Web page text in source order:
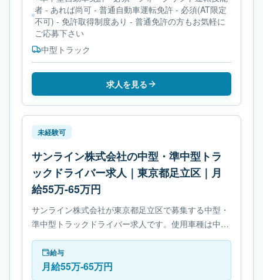
者 - あれば尚可 - 普通自動車運転免許 - 必須(AT限定
不可) - 免許取得制度あり - 普通免許の方もお気軽に
ご応募下さい
中型トラック
求人を見る
未経験可
サンライン株式会社の中型・準中型トラ
ックドライバー求人｜東京都足立区｜月
給55万-65万円
サンライン株式会社が東京都足立区で募集する中型・
準中型トラックドライバー求人です。使用車種は中型
トラックです。勤務時間は- 変形労働時間制です。必
要免許は- 準中型自動車免許です。
給与
月給55万-65万円